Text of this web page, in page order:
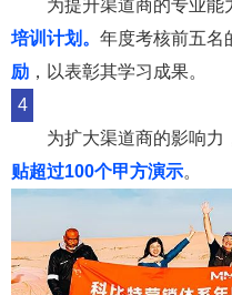
为提升渠道商的专业能
培训计划。 年度考核前五名
励 ，以表彰其学习成果。
4
为扩大渠道商的影响力
贴超过100个甲方演示。